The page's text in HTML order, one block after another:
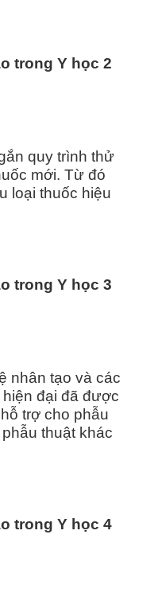
trong Y học 2
quy trình thử
mới. Từ đó
loại thuốc hiệu
trong Y học 3
nhân tạo và các
hiện đại đã được
trợ cho phẫu
thuật khác
trong Y học 4